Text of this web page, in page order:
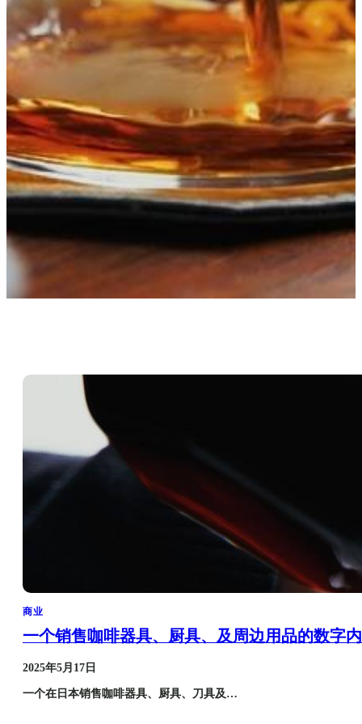
商业
一个销售咖啡器具、厨具、及周边用品的数字
2025年5月17日
一个在日本销售咖啡器具、厨具、刀具及…